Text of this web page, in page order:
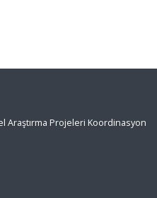
Araştırma Projeleri Koordinasyon